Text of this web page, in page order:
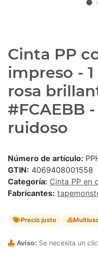
Cinta PP
impreso -
rosa
#FCAEBB
ruidoso
Número de artículo:
GTIN: 4069408001558
Categoría: Cinta PP en
Fabricantes:
Precio justo
Aviso: Se necesita un